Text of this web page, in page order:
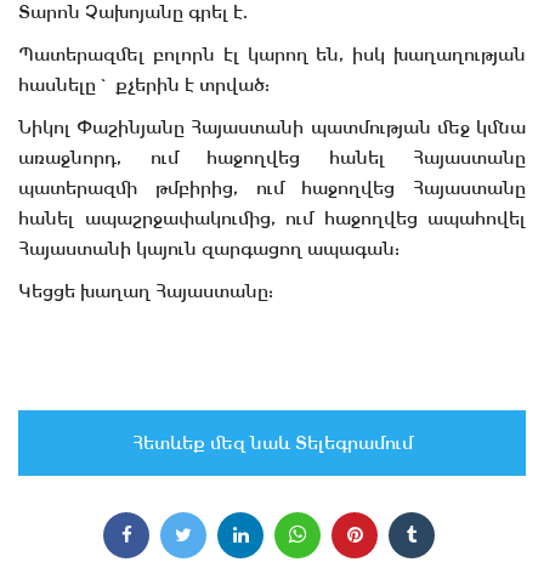
Տարոն Չախոյանը գրել է.
Պատերազմել բոլորն էլ կարող են, իսկ խաղաղության
հասնելը` քչերին է տրված:
Նիկոլ Փաշինյանը Հայաստանի պատմության մեջ կմնա
առաջնորդ, ում հաջողվեց հանել Հայաստանը
պատերազմի թմբիրից, ում հաջողվեց Հայաստանը
հանել ապաշրջափակումից, ում հաջողվեց ապահովել
Հայաստանի կայուն զարգացող ապագան:
Կեցցե խաղաղ Հայաստանը:
Հետևեք մեզ նաև Տելեգրամում